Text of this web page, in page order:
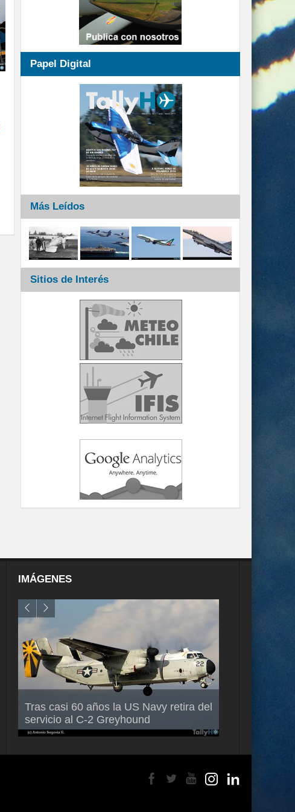
Papel Digital
Más Leídos
Sitios de Interés
IMÁGENES
Tras casi 60 años la US Navy retira del
servicio al C-2 Greyhound
Air France-KLM anuncia a Guilhem
Mallet como nuevo Director General
para América Latina